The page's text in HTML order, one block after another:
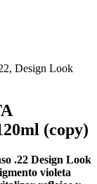
(copy)
.22 Design Look
violeta